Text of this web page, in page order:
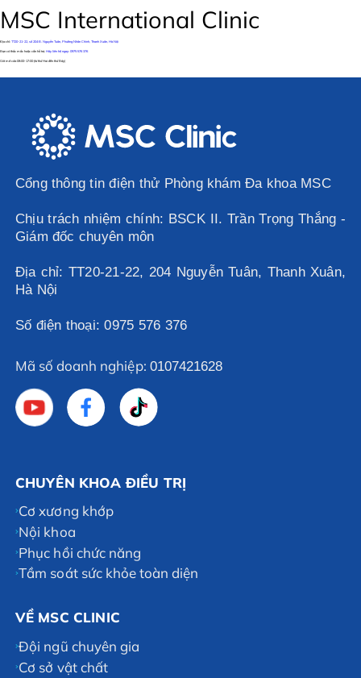
MSC International Clinic
Địa chỉ:TT20-21-22, số 204 Đ. Nguyễn Tuân, Phường Nhân Chính, Thanh Xuân, Hà Nội
Bạn có thắc mắc hoặc cần hỗ trợ.Hãy liên hệ ngay: 0975 576 376
Giờ mở cửa08:00-17:00 (từ thứ Hai đến thứ Bảy)
Cổng thông tin điện thử Phòng khám Đa khoa MSC
Chịu trách nhiệm chính: BSCK II. Trần Trọng Thắng -
Giám đốc chuyên môn
Địa chỉ: TT20-21-22, 204 Nguyễn Tuân, Thanh Xuân,
Hà Nội
Số điện thoại: 0975 576 376
Mã số doanh nghiệp: 0107421628
CHUYÊN KHOA ĐIỀU TRỊ
Cơ xương khớp
Nội khoa
Phục hồi chức năng
Tầm soát sức khỏe toàn diện
VỀ MSC CLINIC
Đội ngũ chuyên gia
Cơ sở vật chất